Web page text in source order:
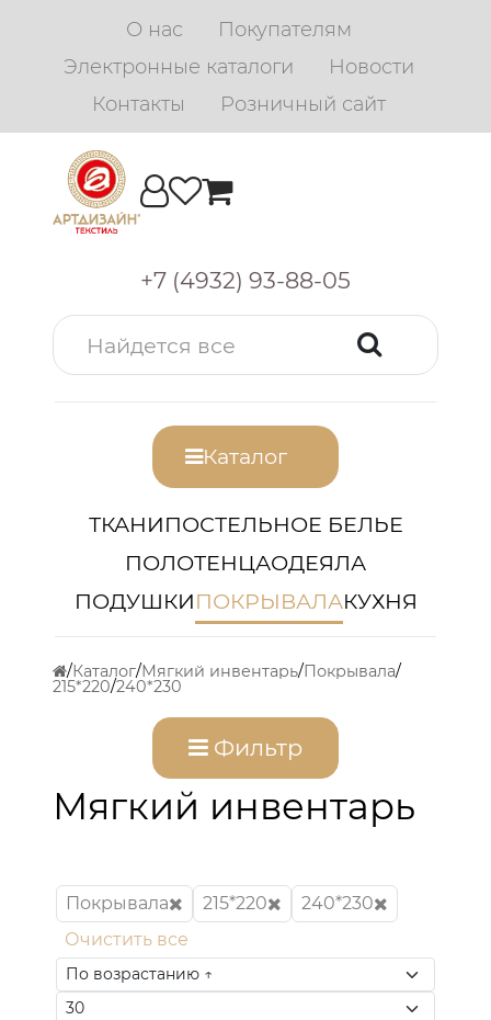
О нас
Покупателям
Электронные каталоги
Новости
Контакты
Розничный сайт
+7 (4932) 93-88-05
Каталог
ТКАНИПОСТЕЛЬНОЕ БЕЛЬЕ
ПОЛОТЕНЦАОДЕЯЛА
ПОДУШКИПОКРЫВАЛАКУХНЯ
Каталог Мягкий инвентарь Покрывала
215*220 240*230
Фильтр
Мягкий инвентарь
Покрывала 215*220
240*230
Очистить все